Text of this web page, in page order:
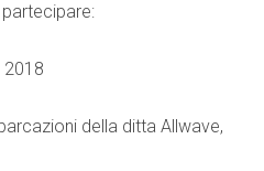
della ditta Allwave,